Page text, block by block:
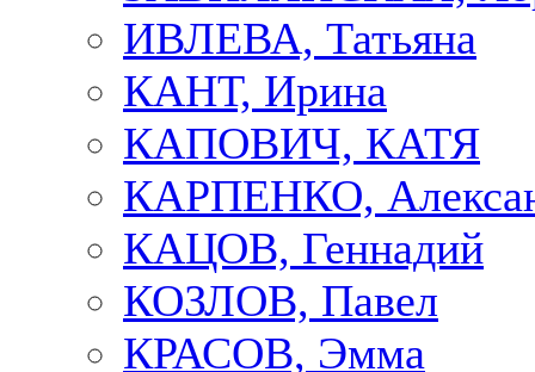
ИВЛЕВА, Татьяна
КАНТ, Ирина
КАПОВИЧ, КАТЯ
КАРПЕНКО,
КАЦОВ, Геннадий
КОЗЛОВ, Павел
КРАСОВ, Эмма